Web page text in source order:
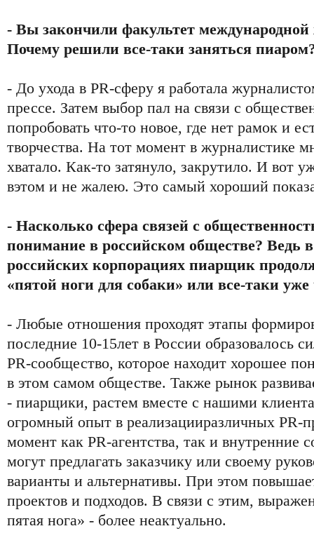
- Вы закончили факультет
Почему решили все-таки заняться
- До ухода в PR-сферу я работала
прессе. Затем выбор пал на связи с
попробовать что-то новое, где нет рамок и
творчества. На тот момент в журналистике
хватало. Как-то затянуло, закрутило. И вот
вэтом и не жалею. Это самый хороший
- Насколько сфера связей с
понимание в российском обществе? Ведь
российских корпорациях пиарщик
«пятой ноги для собаки» или все-таки
- Любые отношения проходят этапы
последние 10-15лет в России образовалось
PR-сообщество, которое находит хорошее
в этом самом обществе. Также рынок
- пиарщики, растем вместе с нашими
огромный опыт в реализацииразличных PR-
момент как PR-агентства, так и внутренние
могут предлагать заказчику или своему
варианты и альтернативы. При этом
проектов и подходов. В связи с этим,
пятая нога» - более неактуально.